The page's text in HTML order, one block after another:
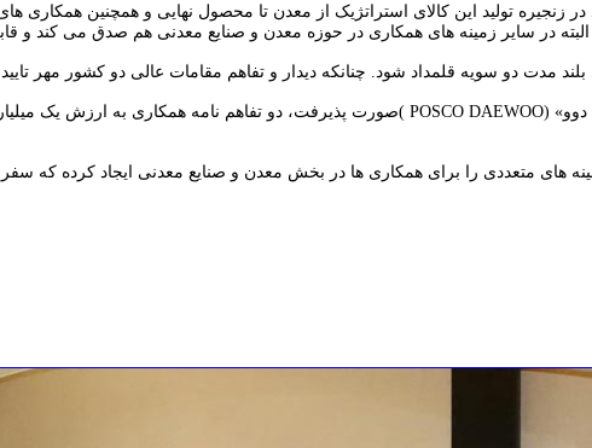
تولید این کالای استراتژیک از معدن تا محصول نهایی و همچنین همکاری
در سایر زمینه های همکاری در حوزه معدن و صنایع معدنی هم صدق می کند و
دو سویه قلمداد شود. چنانکه دیدار و تفاهم مقامات عالی دو کشور مهر
های متعددی را برای همکاری ها در بخش معدن و صنایع معدنی ایجاد کرده که